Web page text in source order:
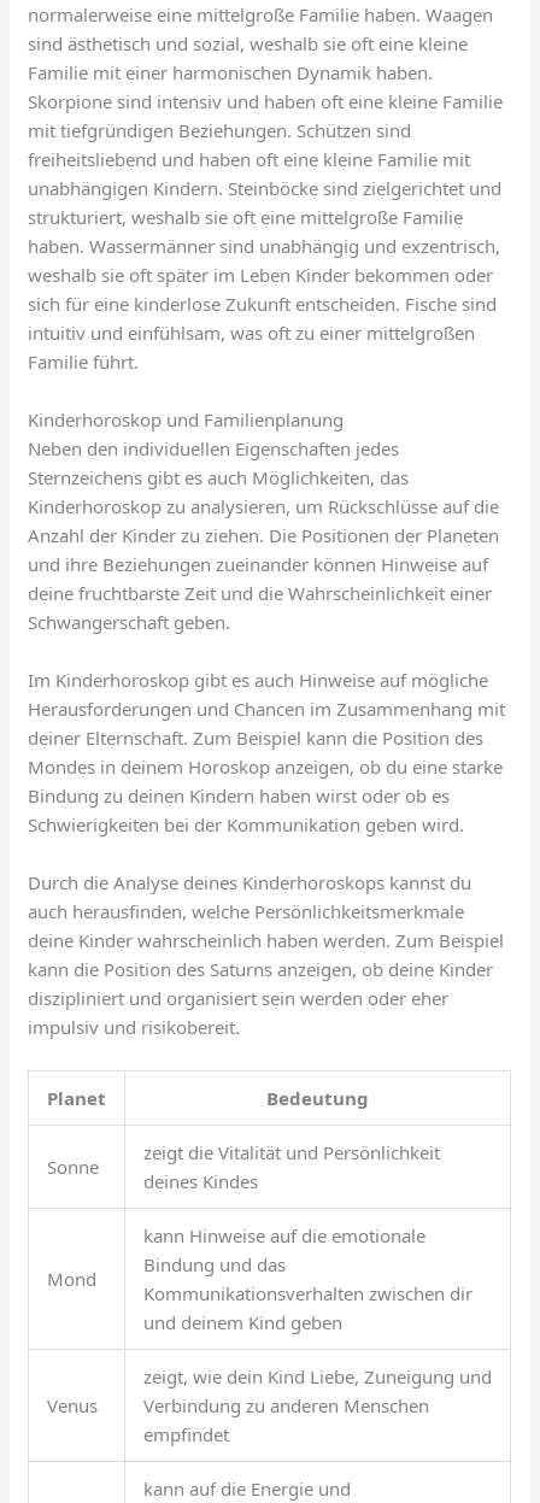
normalerweise eine mittelgroße Familie haben. Waagen
sind ästhetisch und sozial, weshalb sie oft eine kleine
Familie mit einer harmonischen Dynamik haben.
Skorpione sind intensiv und haben oft eine kleine Familie
mit tiefgründigen Beziehungen. Schützen sind
freiheitsliebend und haben oft eine kleine Familie mit
unabhängigen Kindern. Steinböcke sind zielgerichtet und
strukturiert, weshalb sie oft eine mittelgroße Familie
haben. Wassermänner sind unabhängig und exzentrisch,
weshalb sie oft später im Leben Kinder bekommen oder
sich für eine kinderlose Zukunft entscheiden. Fische sind
intuitiv und einfühlsam, was oft zu einer mittelgroßen
Familie führt.
Kinderhoroskop und Familienplanung
Neben den individuellen Eigenschaften jedes
Sternzeichens gibt es auch Möglichkeiten, das
Kinderhoroskop zu analysieren, um Rückschlüsse auf die
Anzahl der Kinder zu ziehen. Die Positionen der Planeten
und ihre Beziehungen zueinander können Hinweise auf
deine fruchtbarste Zeit und die Wahrscheinlichkeit einer
Schwangerschaft geben.
Im Kinderhoroskop gibt es auch Hinweise auf mögliche
Herausforderungen und Chancen im Zusammenhang mit
deiner Elternschaft. Zum Beispiel kann die Position des
Mondes in deinem Horoskop anzeigen, ob du eine starke
Bindung zu deinen Kindern haben wirst oder ob es
Schwierigkeiten bei der Kommunikation geben wird.
Durch die Analyse deines Kinderhoroskops kannst du
auch herausfinden, welche Persönlichkeitsmerkmale
deine Kinder wahrscheinlich haben werden. Zum Beispiel
kann die Position des Saturns anzeigen, ob deine Kinder
diszipliniert und organisiert sein werden oder eher
impulsiv und risikobereit.
Planet Bedeutung
Sonne
zeigt die Vitalität und Persönlichkeit
deines Kindes
Mond
kann Hinweise auf die emotionale
Bindung und das
Kommunikationsverhalten zwischen dir
und deinem Kind geben
Venus
zeigt, wie dein Kind Liebe, Zuneigung und
Verbindung zu anderen Menschen
empfindet
kann auf die Energie und